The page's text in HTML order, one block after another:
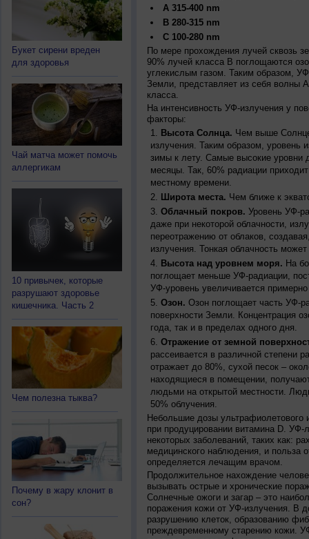
Букет сирени вреден
для здоровья
Чай матча может помочь
аллергикам
10 привычек, которые
разрушают здоровье
кишечника. Часть 2
Чем полезна тыква?
Почему в жару клонит в
сон?
A 315-400 nm
B 280-315 nm
C 100-280 nm
По мере прохождения лучей сквозь
90% лучей класса B поглощаются
углекислым газом. Таким образом,
Земли, представляет из себя волны
класса.
На интенсивность УФ-излучения у
факторы:
Высота Солнца. Чем выше
излучения. Таким образом, уровень
зимы к лету. Самые высокие уровни
месяцы. Так, 60% радиации
местному времени.
Широта места. Чем ближе к
Облачный покров. Уровень УФ-
даже при некоторой облачности,
переотражению от облаков,
излучения. Тонкая облачность
Высота над уровнем моря. На
поглощает меньше УФ-радиации,
УФ-уровень увеличивается
Озон. Озон поглощает часть УФ-
поверхности Земли. Концентрация
года, так и в пределах одного дня.
Отражение от земной
рассеивается в различной степени
отражает до 80%, сухой песок –
находящиеся в помещении,
людьми на открытой местности.
50% облучения.
Небольшие дозы ультрафиолетового
при продуцировании витамина D.
некоторых заболеваний, таких как:
медицинского наблюдения, и польза
определяется лечащим врачом.
Продолжительное нахождение
вызывать острые и хронические
Солнечные ожоги и загар – это
поражения кожи от УФ-излучения. В
разрушению клеток, образованию
преждевременному старению кожи.